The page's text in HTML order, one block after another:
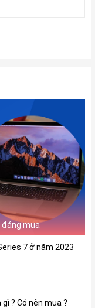
đáng mua
7 ở năm 2023
? Có nên mua ?